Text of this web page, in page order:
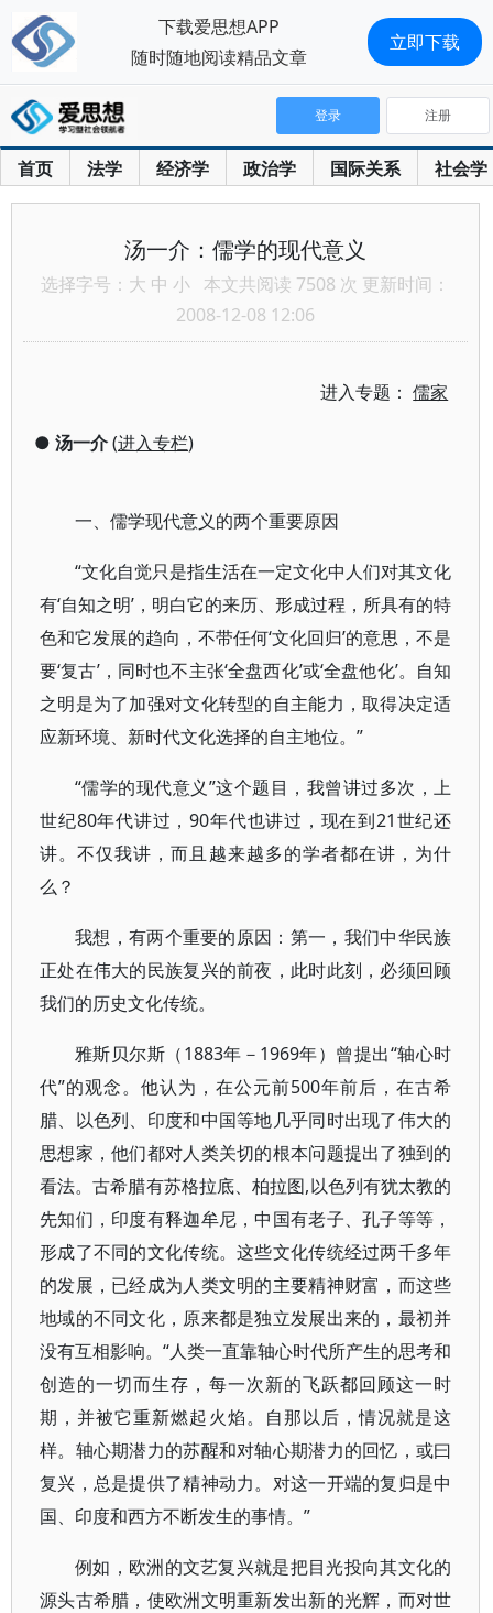
首页 法学 经济学 政治学 国际关系 社会学
登录 注册
汤一介：儒学的现代意义
选择字号： 大 中 小 本文共阅读 7508 次 更新时间：
2008-12-08 12:06
进入专题：儒家
● 汤一介(进入专栏)
一、儒学现代意义的两个重要原因
“文化自觉只是指生活在一定文化中人们对其文化
有‘自知之明’，明白它的来历、形成过程，所具有的特
色和它发展的趋向，不带任何‘文化回归’的意思，不是
要‘复古’，同时也不主张‘全盘西化’或‘全盘他化’。自知
之明是为了加强对文化转型的自主能力，取得决定适
应新环境、新时代文化选择的自主地位。”
“儒学的现代意义”这个题目，我曾讲过多次，上
世纪80年代讲过，90年代也讲过，现在到21世纪还
讲。不仅我讲，而且越来越多的学者都在讲，为什
么？
我想，有两个重要的原因：第一，我们中华民族
正处在伟大的民族复兴的前夜，此时此刻，必须回顾
我们的历史文化传统。
雅斯贝尔斯（1883年－1969年）曾提出“轴心时
代”的观念。他认为，在公元前500年前后，在古希
腊、以色列、印度和中国等地几乎同时出现了伟大的
思想家，他们都对人类关切的根本问题提出了独到的
看法。古希腊有苏格拉底、柏拉图,以色列有犹太教的
先知们，印度有释迦牟尼，中国有老子、孔子等等，
形成了不同的文化传统。这些文化传统经过两千多年
的发展，已经成为人类文明的主要精神财富，而这些
地域的不同文化，原来都是独立发展出来的，最初并
没有互相影响。“人类一直靠轴心时代所产生的思考和
创造的一切而生存，每一次新的飞跃都回顾这一时
期，并被它重新燃起火焰。自那以后，情况就是这
样。轴心期潜力的苏醒和对轴心期潜力的回忆，或曰
复兴，总是提供了精神动力。对这一开端的复归是中
国、印度和西方不断发生的事情。”
例如，欧洲的文艺复兴就是把目光投向其文化的
源头古希腊，使欧洲文明重新发出新的光辉，而对世
下载爱思想APP
随时随地阅读精品文章
立即下载